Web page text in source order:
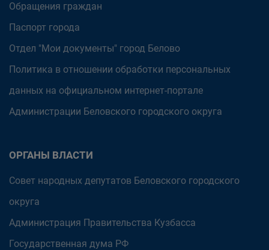
Обращения граждан
Паспорт города
Отдел "Мои документы" город Белово
Политика в отношении обработки персональных
данных на официальном интернет-портале
Администрации Беловского городского округа
ОРГАНЫ ВЛАСТИ
Совет народных депутатов Беловского городского
округа
Администрация Правительства Кузбасса
Государственная дума РФ